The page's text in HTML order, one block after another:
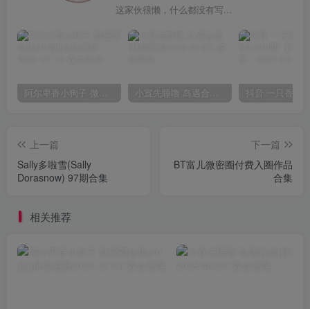
这家伙很懒，什么都没有写...
阿尔卑香小狗子 微密圈合集[40套][持续更新2023.12.14] 小宣先睡噜 岛遇合集[持续更新2025.08.27]
上一篇
Sally多啦雪(Sally
Dorasnow) 97期合集
下一篇
BT富儿微密圈付费入圈作品
合集
相关推荐